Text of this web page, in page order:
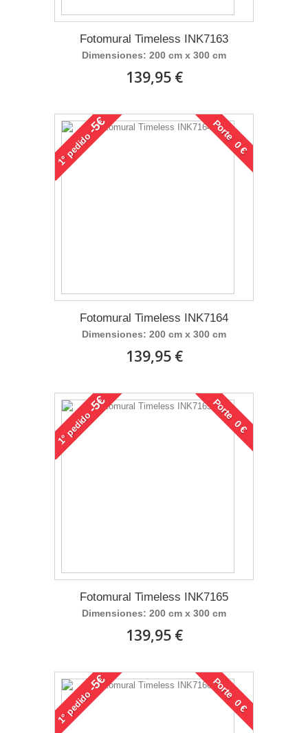
Fotomural Timeless INK7163
Dimensiones: 200 cm x 300 cm
139,95 €
1°
pedido
-5€ Porte 0 €
Fotomural Timeless INK7164
Dimensiones: 200 cm x 300 cm
139,95 €
1°
pedido
-5€ Porte 0 €
Fotomural Timeless INK7165
Dimensiones: 200 cm x 300 cm
139,95 €
1°
pedido
-5€ Porte 0 €